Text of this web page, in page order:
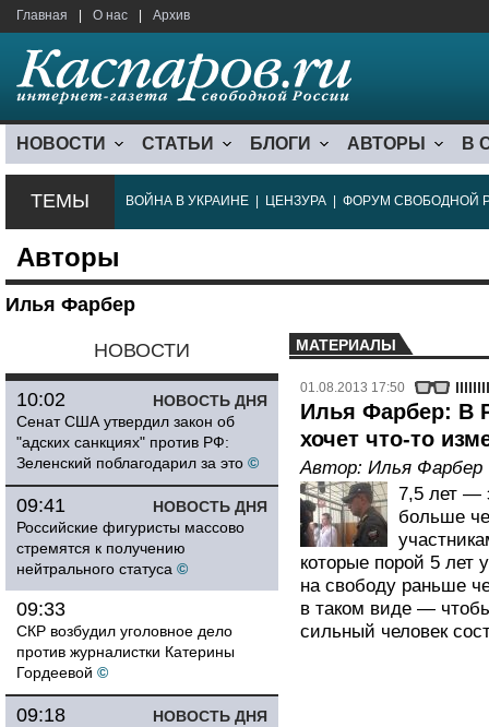
Главная О нас Архив
НОВОСТИ СТАТЬИ БЛОГИ АВТОРЫ В
ТЕМЫ ВОЙНА В УКРАИНЕ ЦЕНЗУРА ФОРУМ СВОБОДНОЙ
Авторы
Илья Фарбер
НОВОСТИ
НОВОСТЬ ДНЯ
10:02
Сенат США утвердил закон об
"адских санкциях" против РФ:
Зеленский поблагодарил за это ©
НОВОСТЬ ДНЯ
09:41
Российские фигуристы массово
стремятся к получению
нейтрального статуса ©
09:33
СКР возбудил уголовное дело
против журналистки Катерины
Гордеевой ©
НОВОСТЬ ДНЯ
09:18
МАТЕРИАЛЫ
01.08.2013 17:50
Илья Фарбер: В
хочет что-то
Автор: Илья Фарбер
7,5 лет —
больше
которые порой 5 лет
на свободу раньше
в таком виде —
сильный человек